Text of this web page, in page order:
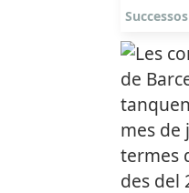
Successos